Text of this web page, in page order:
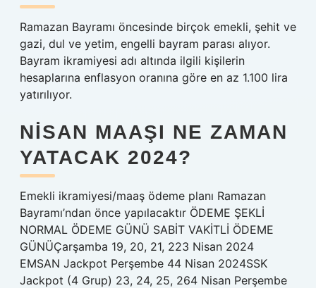
Ramazan Bayramı öncesinde birçok emekli, şehit ve
gazi, dul ve yetim, engelli bayram parası alıyor.
Bayram ikramiyesi adı altında ilgili kişilerin
hesaplarına enflasyon oranına göre en az 1.100 lira
yatırılıyor.
NISAN MAAŞI NE ZAMAN
YATACAK 2024?
Emekli ikramiyesi/maaş ödeme planı Ramazan
Bayramı’ndan önce yapılacaktır ÖDEME ŞEKLİ
NORMAL ÖDEME GÜNÜ SABİT VAKİTLİ ÖDEME
GÜNÜÇarşamba 19, 20, 21, 223 Nisan 2024
EMSAN Jackpot Perşembe 44 Nisan 2024SSK
Jackpot (4 Grup) 23, 24, 25, 264 Nisan Perşembe